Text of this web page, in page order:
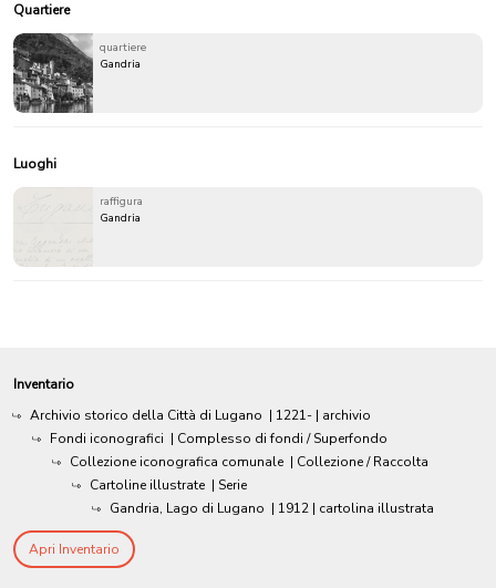
Quartiere
quartiere
Gandria
Luoghi
raffigura
Gandria
Inventario
Archivio storico della Città di Lugano | 1221- | archivio
Fondi iconografici | Complesso di fondi / Superfondo
Collezione iconografica comunale | Collezione / Raccolta
Cartoline illustrate | Serie
Gandria, Lago di Lugano | 1912 | cartolina illustrata
Apri Inventario